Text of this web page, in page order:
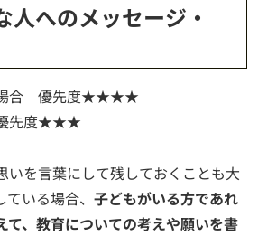
人へのメッセージ・
場合 優先度★★★★
先度★★★
いを言葉にして残しておくことも大
いる場合、 子どもがいる方であれ
て、教育についての考えや願いを書